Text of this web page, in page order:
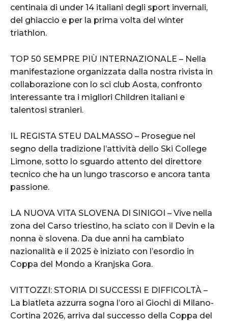
centinaia di under 14 italiani degli sport invernali,
del ghiaccio e per la prima volta del winter
triathlon.
TOP 50 SEMPRE PIÙ INTERNAZIONALE – Nella
manifestazione organizzata dalla nostra rivista in
collaborazione con lo sci club Aosta, confronto
interessante tra i migliori Children italiani e
talentosi stranieri.
IL REGISTA STEU DALMASSO – Prosegue nel
segno della tradizione l’attività dello Ski College
Limone, sotto lo sguardo attento del direttore
tecnico che ha un lungo trascorso e ancora tanta
passione.
LA NUOVA VITA SLOVENA DI SINIGOI – Vive nella
zona del Carso triestino, ha sciato con il Devin e la
nonna è slovena. Da due anni ha cambiato
nazionalità e il 2025 è iniziato con l’esordio in
Coppa del Mondo a Kranjska Gora.
VITTOZZI: STORIA DI SUCCESSI E DIFFICOLTÀ –
La biatleta azzurra sogna l’oro ai Giochi di Milano-
Cortina 2026, arriva dal successo della Coppa del